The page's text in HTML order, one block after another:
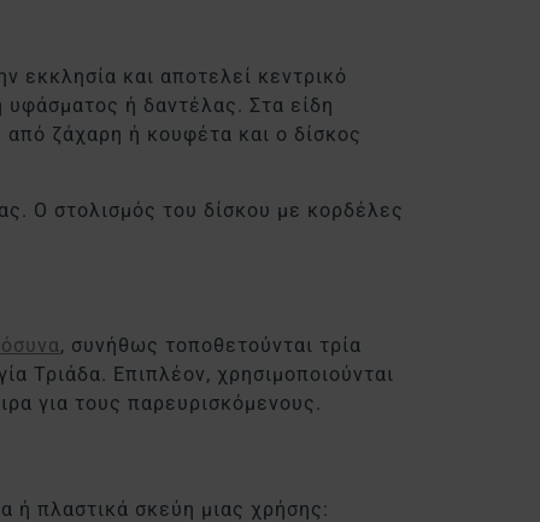
εκκλησία και αποτελεί κεντρικό
ή δαντέλας. Στα είδη
ζάχαρη ή κουφέτα και ο δίσκος
Ο στολισμός του δίσκου με κορδέλες
, συνήθως τοποθετούνται τρία
Τριάδα. Επιπλέον, χρησιμοποιούνται
για τους παρευρισκόμενους.
ή πλαστικά σκεύη μιας χρήσης: